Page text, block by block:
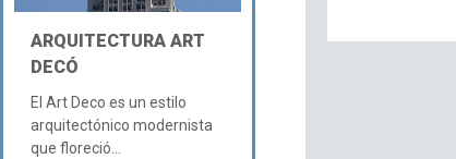
ARQUITECTURA ART
DECÓ
El Art Deco es un estilo
arquitectónico modernista
que floreció...